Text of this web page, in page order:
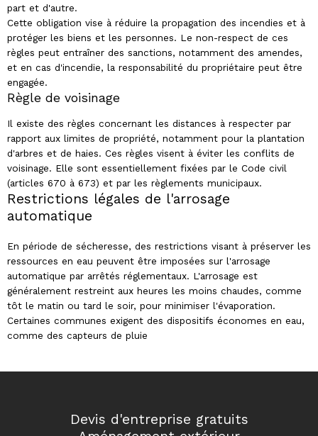
part et d'autre.
Cette obligation vise à réduire la propagation des incendies et à
protéger les biens et les personnes. Le non-respect de ces
règles peut entraîner des sanctions, notamment des amendes,
et en cas d'incendie, la responsabilité du propriétaire peut être
engagée.
Règle de voisinage
Il existe des règles concernant les distances à respecter par
rapport aux limites de propriété, notamment pour la plantation
d'arbres et de haies. Ces règles visent à éviter les conflits de
voisinage. Elle sont essentiellement fixées par le Code civil
(articles 670 à 673) et par les règlements municipaux.
Restrictions légales de l'arrosage
automatique
En période de sécheresse, des restrictions visant à préserver les
ressources en eau peuvent être imposées sur l'arrosage
automatique par arrêtés réglementaux. L'arrosage est
généralement restreint aux heures les moins chaudes, comme
tôt le matin ou tard le soir, pour minimiser l'évaporation.
Certaines communes exigent des dispositifs économes en eau,
comme des capteurs de pluie
Devis d'entreprise gratuits